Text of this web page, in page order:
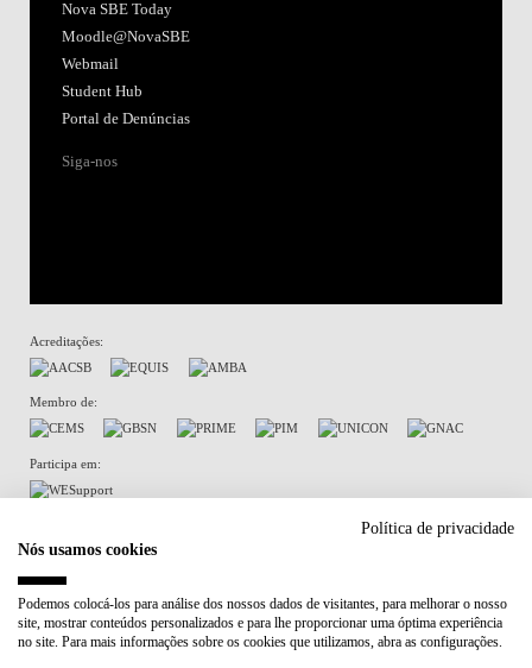
Nova SBE Today
Moodle@NovaSBE
Webmail
Student Hub
Portal de Denúncias
Siga-nos
Acreditações:
Membro de:
Participa em:
Política de privacidade
Nós usamos cookies
Podemos colocá-los para análise dos nossos dados de visitantes, para melhorar o nosso
site, mostrar conteúdos personalizados e para lhe proporcionar uma óptima experiência
no site. Para mais informações sobre os cookies que utilizamos, abra as configurações.